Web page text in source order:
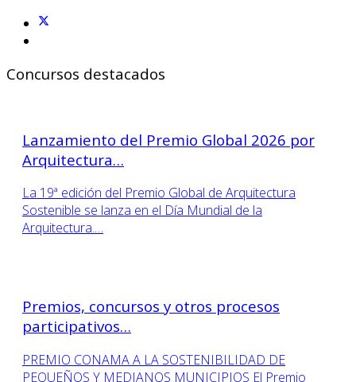
Concursos destacados
Lanzamiento del Premio Global 2026 por
Arquitectura…
La 19ª edición del Premio Global de Arquitectura
Sostenible se lanza en el Día Mundial de la
Arquitectura.…
Premios, concursos y otros procesos
participativos…
PREMIO CONAMA A LA SOSTENIBILIDAD DE
PEQUEÑOS Y MEDIANOS MUNICIPIOS El Premio